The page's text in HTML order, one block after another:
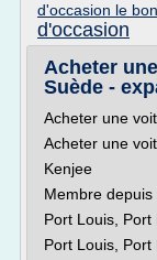
d'occasion le
d'occasion
Acheter
Suède -
Acheter une
Acheter une
Kenjee
Membre
Port Louis, Port
Port Louis, Port